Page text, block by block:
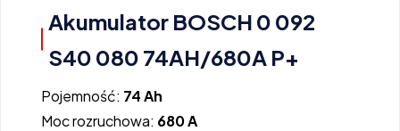
Akumulator BOSCH 0 092
S40 080 74AH/680A P+
Pojemność: 74 Ah
Moc rozruchowa: 680 A